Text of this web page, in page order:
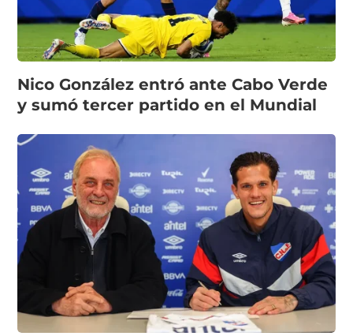
Nico González entró ante Cabo Verde
y sumó tercer partido en el Mundial